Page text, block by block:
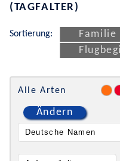
(TAGFALTER)
Sortierung: Familie
Alle Arten
Ändern